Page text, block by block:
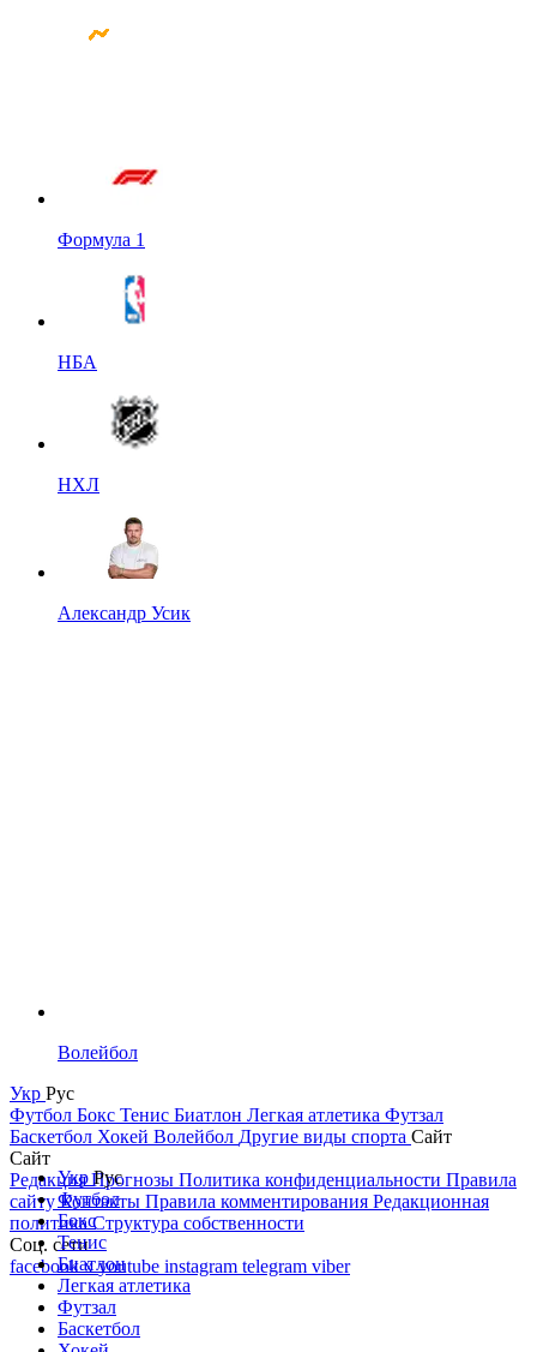
Формула 1
НБА
НХЛ
Александр Усик
Волейбол
Укр Рус
Футбол Бокс Тенис Биатлон Легкая атлетика Футзал
Баскетбол Хокей Волейбол Другие виды спорта Сайт
Сайт
РедакцияПрогнозы Политика конфиденциальности Правила
сайтуКонтакты Правила комментирования Редакционная
политикаСтруктура собственности
Соц. сети
facebookxyoutube instagram telegram viber
УкрРус
Футбол
Бокс
Тенис
Биатлон
Легкая атлетика
Футзал
Баскетбол